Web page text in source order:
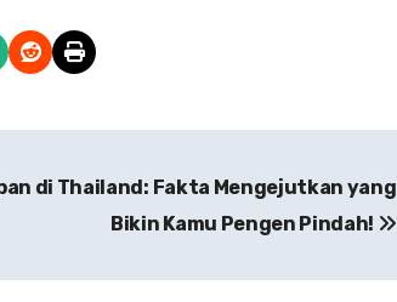
di Thailand: Fakta Mengejutkan yang
Bikin Kamu Pengen Pindah!